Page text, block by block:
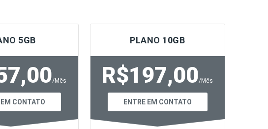
5GB
/Mês
CONTATO
PLANO 10GB
R$197,00/Mês
ENTRE EM CONTATO